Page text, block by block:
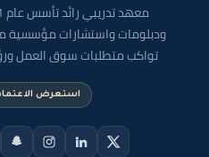
ودبلومات واستشارات مؤسسية
تواكب متطلبات سوق العمل ورؤية
استعرض